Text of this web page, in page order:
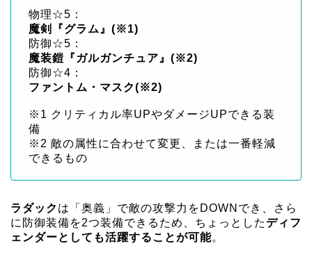
物理☆5：
魔剣『グラム』(※1)
防御☆5：
魔装鎧『ガルガンチュア』(※2)
防御☆4：
ファントム・マスク(※2)
※1 クリティカル率UPやダメージUPできる装
備
※2 敵の属性に合わせて変更、または一番軽減
できるもの
ラダック は「奥義」で敵の攻撃力をDOWNでき、さら
に防御装備を2つ装備できるため、ちょっとしたディフ
ェンダーとしても活躍することが可能。